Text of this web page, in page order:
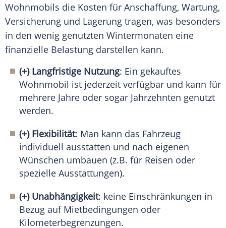
Wohnmobils die Kosten für Anschaffung, Wartung,
Versicherung und Lagerung tragen, was besonders
in den wenig genutzten Wintermonaten eine
finanzielle Belastung darstellen kann.
(+) Langfristige Nutzung: Ein gekauftes
Wohnmobil ist jederzeit verfügbar und kann für
mehrere Jahre oder sogar Jahrzehnten genutzt
werden.
(+) Flexibilität: Man kann das Fahrzeug
individuell ausstatten und nach eigenen
Wünschen umbauen (z.B. für Reisen oder
spezielle Ausstattungen).
(+) Unabhängigkeit: keine Einschränkungen in
Bezug auf Mietbedingungen oder
Kilometerbegrenzungen.